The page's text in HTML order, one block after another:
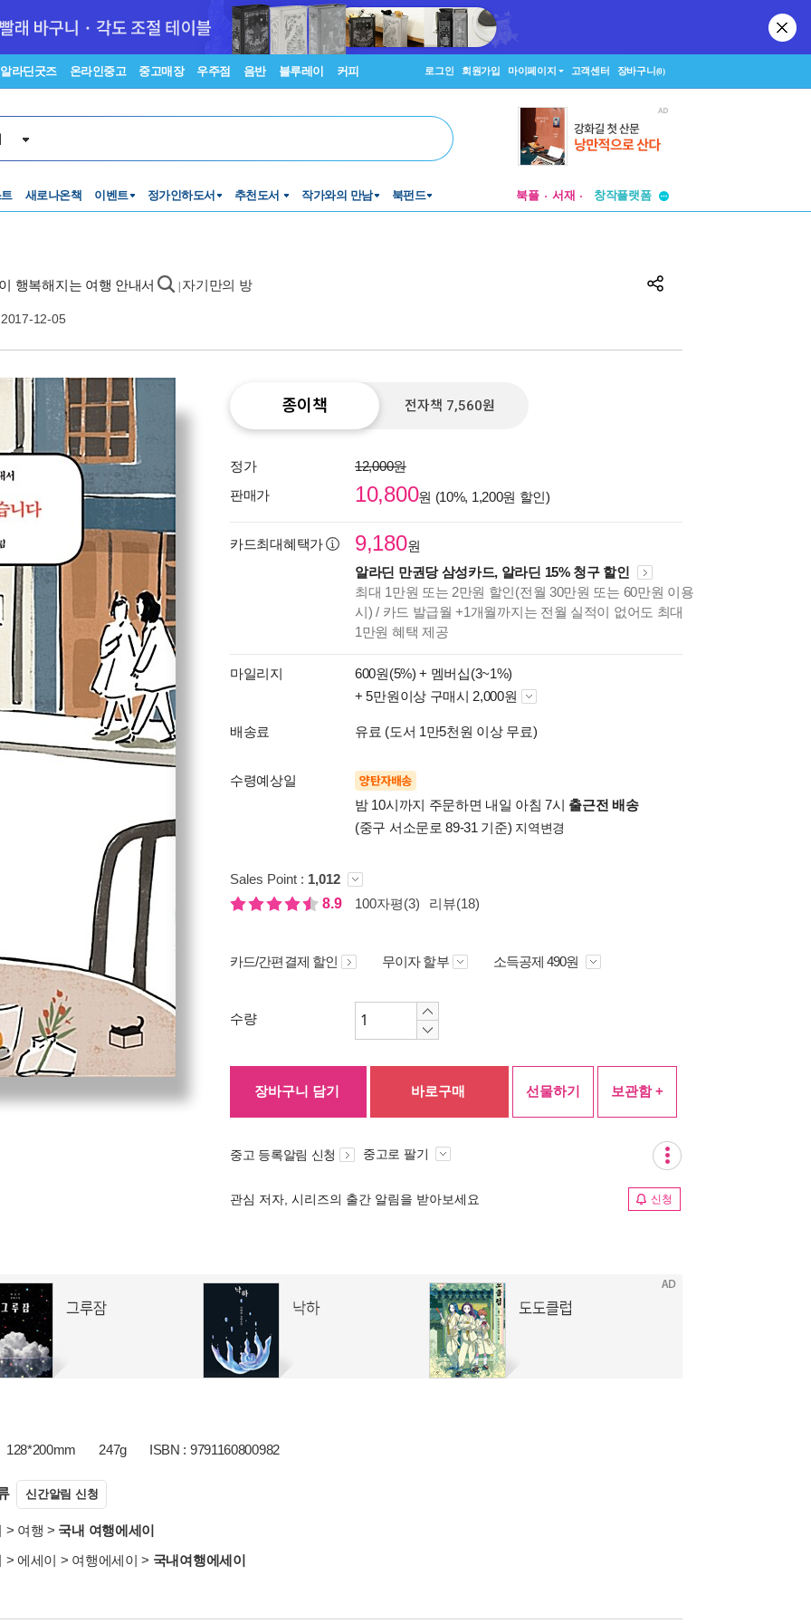
알라딘굿즈 온라인중고 중고매장 우주점 음반 블루레이 커피 로그인 회원가입 마이페이지 고객센터 장바구니(0)
새로나온책 이벤트 정가인하도서 추천도서 작가와의 만남 북펀드 북플 서재
투비컨티뉴드
행복해지는 여행 안내서 자기만의 방
2017-12-05
종이책 전자책 7,560원
정가
12,000원
판매가
10,800원 (10%, 1,200원 할인)
카드최대혜택가 9,180원
알라딘 만권당 삼성카드, 알라딘 15% 청구 할인
최대 1만원 또는 2만원 할인(전월 30만원 또는 60만원 이용
시) / 카드 발급월 +1개월까지는 전월 실적이 없어도 최대
1만원 혜택 제공
마일리지 600원(5%) + 멤버십(3~1%)
+ 5만원이상 구매시 2,000원
배송료 유료 (도서 1만5천원 이상 무료)
수령예상일 양탄자배송
밤 10시까지 주문하면 내일 아침 7시 출근전 배송
(중구 서소문로 89-31 기준) 지역변경
Sales Point : 1,012
8.9
100자평(3) 리뷰(18)
카드/간편결제 할인 무이자 할부 소득공제 490원
수량
장바구니 담기 바로구매 선물하기 보관함 +
중고 등록알림 신청 중고로 팔기
관심 저자, 시리즈의 출간 알림을 받아보세요 신청
128*200mm 247g ISBN : 9791160800982
신간알림 신청
> 여행 > 국내 여행에세이
> 에세이 > 여행에세이 > 국내여행에세이